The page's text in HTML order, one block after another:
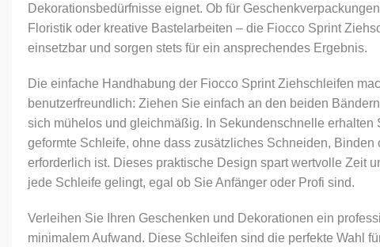
Dekorationsbedürfnisse eignet. Ob für
Floristik oder kreative Bastelarbeiten – die Fiocco Sprint
einsetzbar und sorgen stets für ein ansprechendes Ergebnis.
Die einfache Handhabung der Fiocco Sprint Ziehschleifen
benutzerfreundlich: Ziehen Sie einfach an den beiden
sich mühelos und gleichmäßig. In Sekundenschnelle erhalten
geformte Schleife, ohne dass zusätzliches Schneiden, Binden
erforderlich ist. Dieses praktische Design spart wertvolle Zeit
jede Schleife gelingt, egal ob Sie Anfänger oder Profi sind.
Verleihen Sie Ihren Geschenken und Dekorationen ein
minimalem Aufwand. Diese Schleifen sind die perfekte Wahl